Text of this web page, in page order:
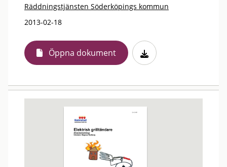
Räddningstjänsten Söderköpings kommun
2013-02-18
Öppna dokument